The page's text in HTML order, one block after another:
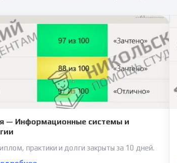
— Информационные системы и
практики и долги закрыты за 10 дней.